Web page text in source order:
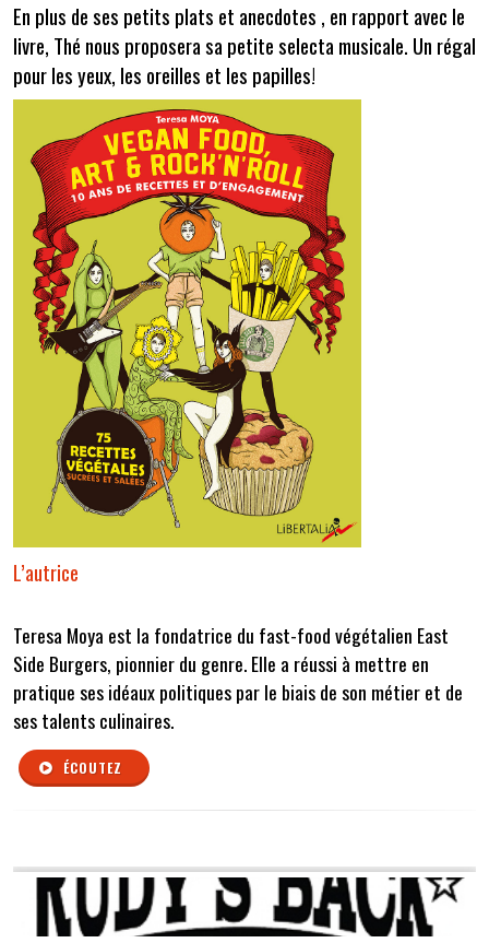
En plus de ses petits plats et anecdotes , en rapport avec le
livre, Thé nous proposera sa petite selecta musicale. Un régal
pour les yeux, les oreilles et les papilles!
L’autrice
Teresa Moya est la fondatrice du fast-food végétalien East
Side Burgers, pionnier du genre. Elle a réussi à mettre en
pratique ses idéaux politiques par le biais de son métier et de
ses talents culinaires.
ÉCOUTEZ